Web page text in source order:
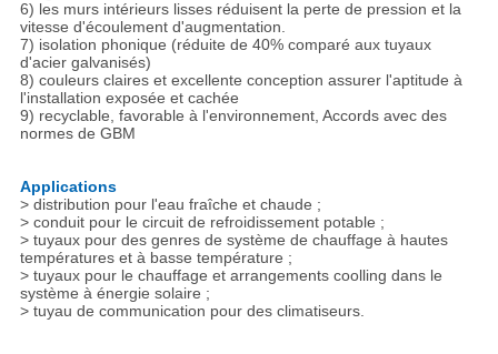
6) les murs intérieurs lisses réduisent la perte de pression et la
vitesse d'écoulement d'augmentation.
7) isolation phonique (réduite de 40% comparé aux tuyaux
d'acier galvanisés)
8) couleurs claires et excellente conception assurer l'aptitude à
l'installation exposée et cachée
9) recyclable, favorable à l'environnement, Accords avec des
normes de GBM
Applications
> distribution pour l'eau fraîche et chaude ;
> conduit pour le circuit de refroidissement potable ;
> tuyaux pour des genres de système de chauffage à hautes
températures et à basse température ;
> tuyaux pour le chauffage et arrangements coolling dans le
système à énergie solaire ;
> tuyau de communication pour des climatiseurs.